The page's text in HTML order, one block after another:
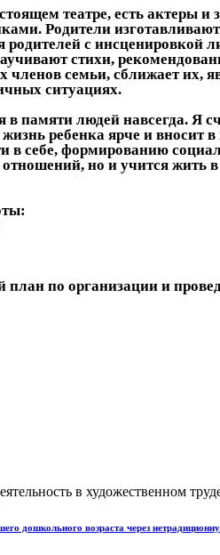
театре, есть актеры и
Родители
с инсценировкой
стихи,
членов семьи, сближает их,
ситуациях.
памяти людей навсегда. Я
ребенка ярче и вносит
в себе, формированию
но и учится жить в
по организации и
в художественном
дошкольного возраста через